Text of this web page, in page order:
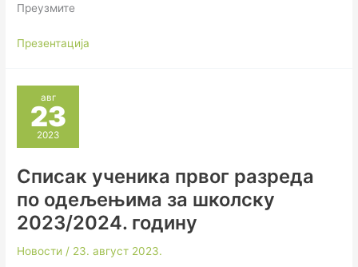
Преузмите
Презентација
авг
23
2023
Списак ученика првог разреда
по одељењима за школску
2023/2024. годину
Новости / 23. август 2023.